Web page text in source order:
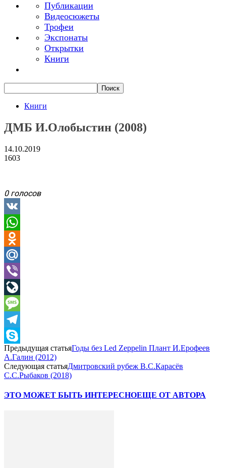
Публикации
Видеосюжеты
Трофеи
Экспонаты
Открытки
Книги
Книги
ДМБ И.Олобыстин (2008)
14.10.2019
1603
0 голосов
VK
WhatsApp
Odnoklassniki
Mail.Ru
Viber
LiveJournal
Message
Telegram
Skype
Предыдущая статьяГоды без Led Zeppelin Плант И.Ерофеев
А.Галин (2012)
Следующая статьяДмитровский рубеж В.С.Карасёв
С.С.Рыбаков (2018)
ЭТО МОЖЕТ БЫТЬ ИНТЕРЕСНОЕЩЕ ОТ АВТОРА